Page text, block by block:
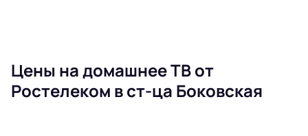
Цены на домашнее ТВ от
Ростелеком в ст-ца Боковская